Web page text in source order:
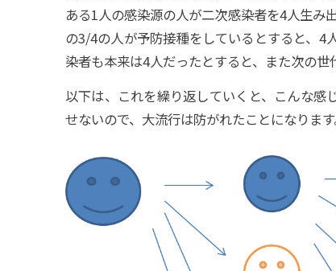
ある1人の感染源の人が二次感染者を4人生み
の3/4の人が予防接種をしているとすると、
染者も本来は4人だったとすると、また次の世
以下は、これを繰り返していくと、こんな感
せないので、大流行は防がれたことになります